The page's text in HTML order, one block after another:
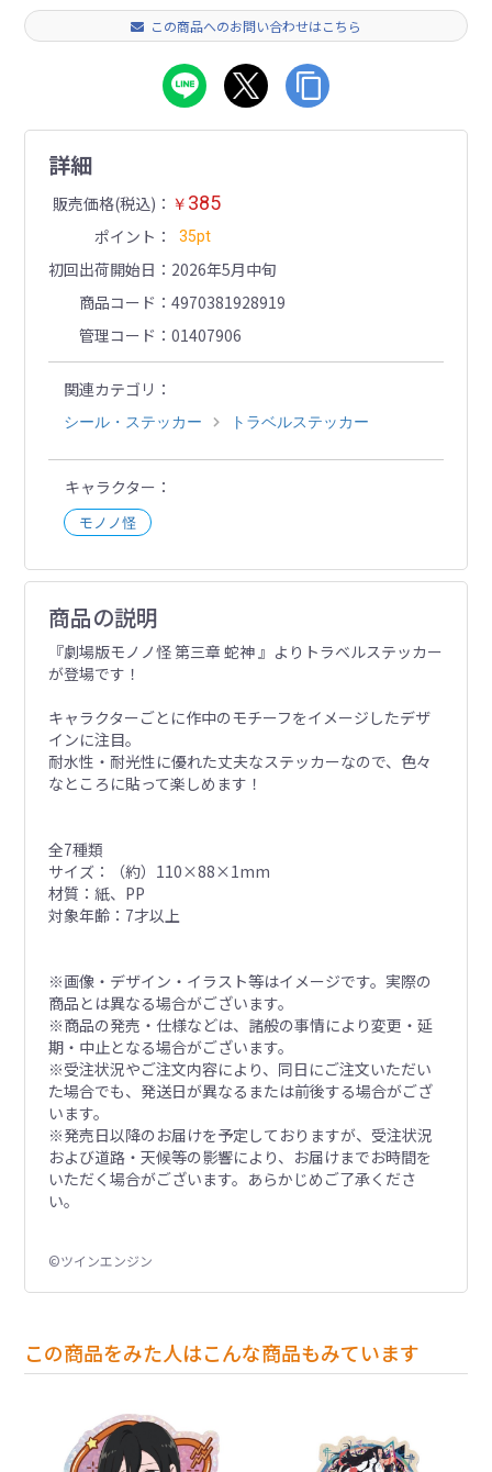
この商品へのお問い合わせはこちら
詳細
販売価格(税込) ￥ 385
ポイント 35pt
初回出荷開始日
2026年5月中旬
商品コード
4970381928919
管理コード
01407906
関連カテゴリ
シール・ステッカー トラベルステッカー
キャラクター
モノノ怪
商品の説明
『劇場版モノノ怪 第三章 蛇神 』よりトラベルステッカー
が登場です！
キャラクターごとに作中のモチーフをイメージしたデザ
インに注目。
耐水性・耐光性に優れた丈夫なステッカーなので、色々
なところに貼って楽しめます！
全7種類
サイズ：（約）110×88×1mm
材質：紙、PP
対象年齢：7才以上
※画像・デザイン・イラスト等はイメージです。実際の
商品とは異なる場合がございます。
※商品の発売・仕様などは、諸般の事情により変更・延
期・中止となる場合がございます。
※受注状況やご注文内容により、同日にご注文いただい
た場合でも、発送日が異なるまたは前後する場合がござ
います。
※発売日以降のお届けを予定しておりますが、受注状況
および道路・天候等の影響により、お届けまでお時間を
いただく場合がございます。あらかじめご了承くださ
い。
©ツインエンジン
この商品をみた人はこんな商品もみています